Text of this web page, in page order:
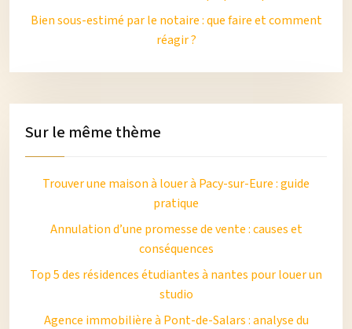
Bien sous-estimé par le notaire : que faire et comment
réagir ?
Sur le même thème
Trouver une maison à louer à Pacy-sur-Eure : guide
pratique
Annulation d’une promesse de vente : causes et
conséquences
Top 5 des résidences étudiantes à nantes pour louer un
studio
Agence immobilière à Pont-de-Salars : analyse du